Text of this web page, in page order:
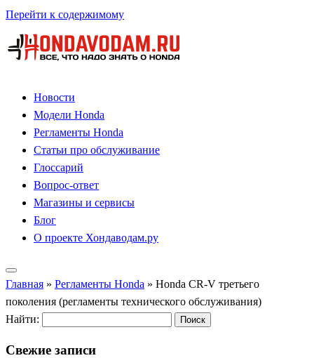
Перейти к содержимому
Новости
Модели Honda
Регламенты Honda
Статьи про обслуживание
Глоссарий
Вопрос-ответ
Магазины и сервисы
Блог
О проекте Хондаводам.ру
Главная » Регламенты Honda » Honda CR-V третьего
поколения (регламенты технического обслуживания)
Найти:
Свежие записи